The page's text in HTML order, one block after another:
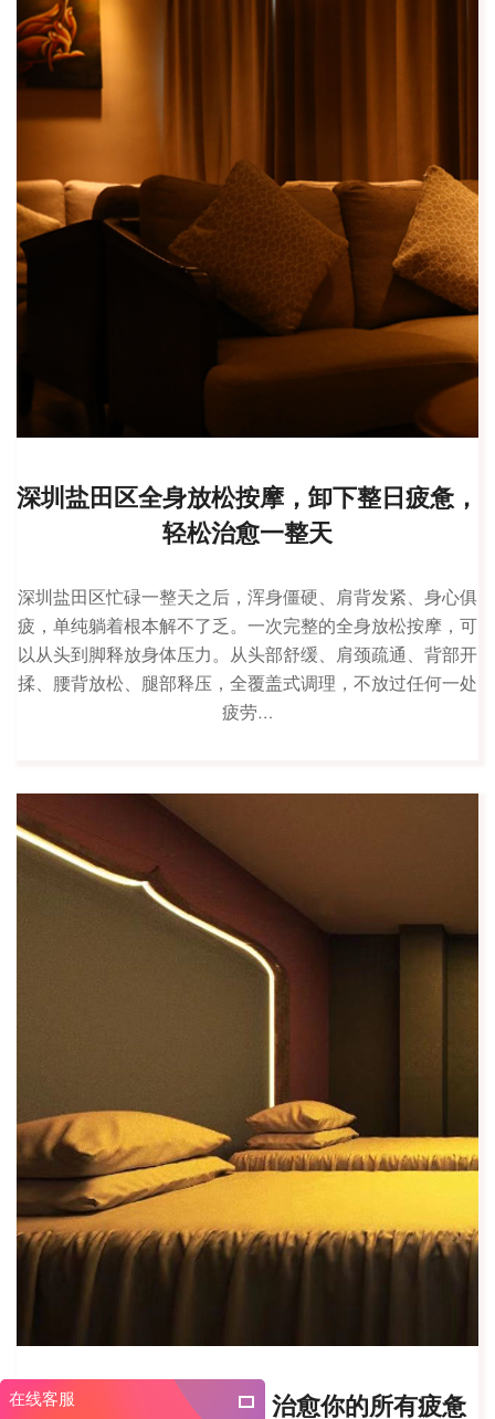
在线客服
深圳盐田区全身放松按摩，卸下整日疲惫，
轻松治愈一整天
深圳盐田区忙碌一整天之后，浑身僵硬、肩背发紧、身心俱
疲，单纯躺着根本解不了乏。一次完整的全身放松按摩，可
以从头到脚释放身体压力。从头部舒缓、肩颈疏通、背部开
揉、腰背放松、腿部释压，全覆盖式调理，不放过任何一处
疲劳…
深圳盐田区养生会所，治愈你的所有疲惫